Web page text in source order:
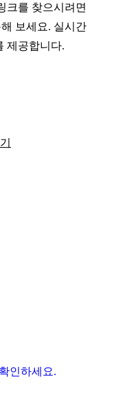
크를 찾으시려면
보세요. 실시간
제공합니다.
인하세요.